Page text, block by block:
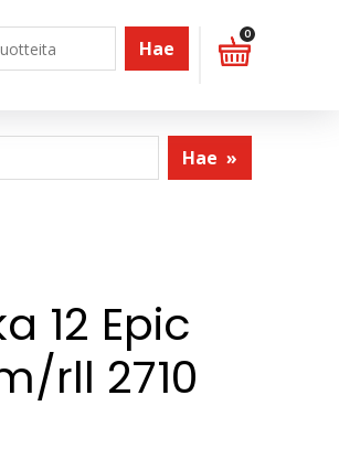
Hae
0
Hae »
12 Epic
rll 2710